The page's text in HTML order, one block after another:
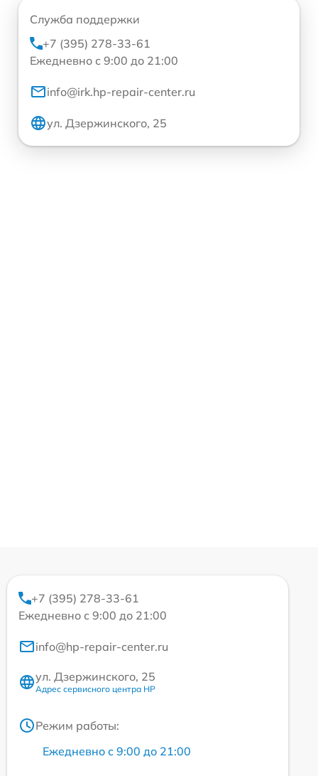
Служба поддержки
+7 (395) 278-33-61
Ежедневно с 9:00 до 21:00
info@irk.hp-repair-center.ru
ул. Дзержинского, 25
+7 (395) 278-33-61
Ежедневно с 9:00 до 21:00
info@hp-repair-center.ru
ул. Дзержинского, 25
Адрес сервисного центра HP
Режим работы:
Ежедневно с 9:00 до 21:00